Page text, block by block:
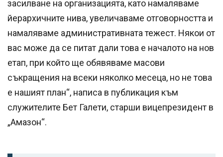
засилване на организацията, като намаляваме
йерархичните нива, увеличаваме отговорността и
намаляваме административната тежест. Някои от
вас може да се питат дали това е началото на нов
етап, при който ще обявяваме масови
съкращения на всеки няколко месеца, но не това
е нашият план“, написа в публикация към
служителите Бет Галети, старши вицепрезидент в
„Амазон“.